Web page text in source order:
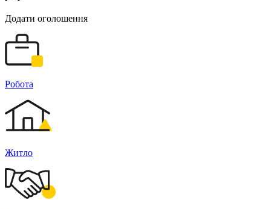
Додати оголошення
Робота
Житло